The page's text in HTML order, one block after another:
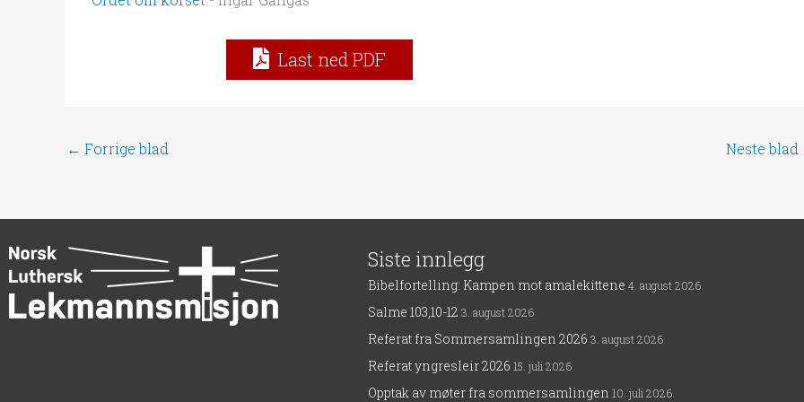
Last ned PDF
← Forrige blad Neste blad
Siste innlegg
Bibelfortelling: Kampen mot amalekittene 4. august 2026
Salme 103,10-12 3. august 2026
Referat fra Sommersamlingen 2026 3. august 2026
Referat yngresleir 2026 15. juli 2026
Opptak av møter fra sommersamlingen 10. juli 2026